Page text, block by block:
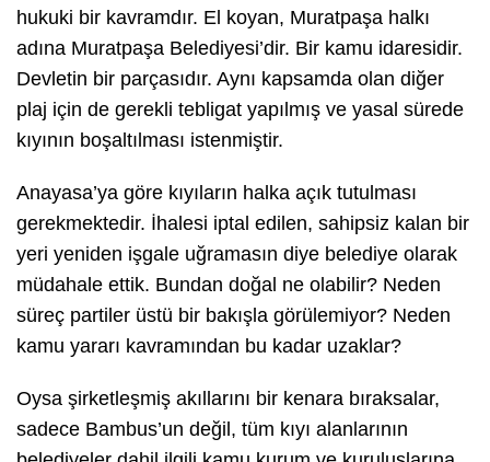
hukuki bir kavramdır. El koyan, Muratpaşa halkı
adına Muratpaşa Belediyesi’dir. Bir kamu idaresidir.
Devletin bir parçasıdır. Aynı kapsamda olan diğer
plaj için de gerekli tebligat yapılmış ve yasal sürede
kıyının boşaltılması istenmiştir.
Anayasa’ya göre kıyıların halka açık tutulması
gerekmektedir. İhalesi iptal edilen, sahipsiz kalan bir
yeri yeniden işgale uğramasın diye belediye olarak
müdahale ettik. Bundan doğal ne olabilir? Neden
süreç partiler üstü bir bakışla görülemiyor? Neden
kamu yararı kavramından bu kadar uzaklar?
Oysa şirketleşmiş akıllarını bir kenara bıraksalar,
sadece Bambus’un değil, tüm kıyı alanlarının